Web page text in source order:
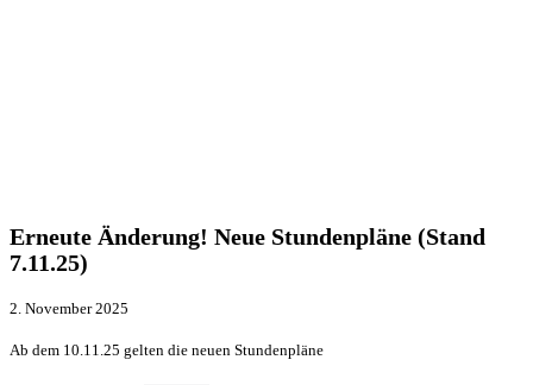
Erneute Änderung! Neue Stundenpläne (Stand
7.11.25)
2. November 2025
Ab dem 10.11.25 gelten die neuen Stundenpläne